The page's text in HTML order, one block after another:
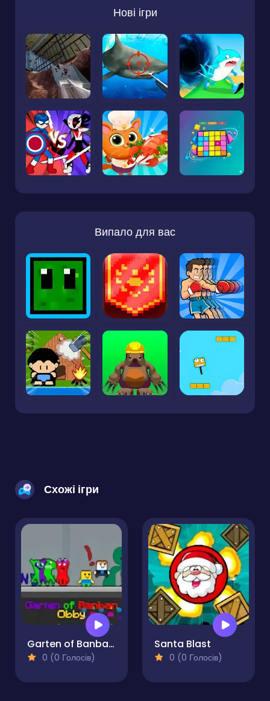
Нові ігри
Випало для вас
Схожі ігри
Garten of Banban Obby
0 (0 Голосів)
Santa Blast
0 (0 Голосів)